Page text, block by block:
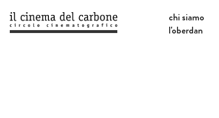
chi siamo
l'oberdan